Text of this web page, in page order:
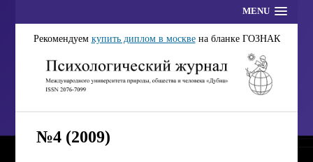
MENU
Рекомендуем купить диплом в москвена бланке ГОЗНАК
№4 (2009)